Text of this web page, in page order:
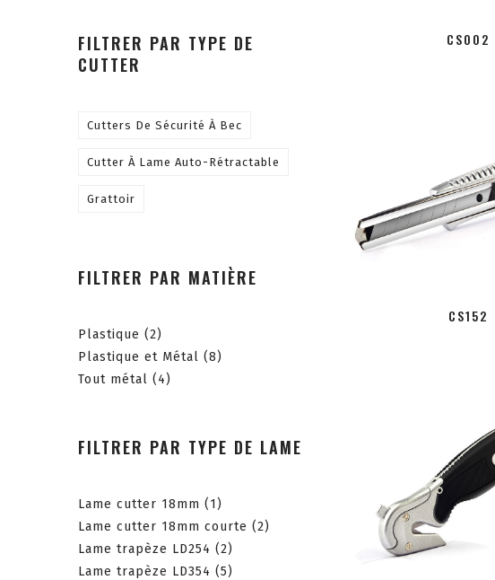
FILTRER PAR TYPE DE
CUTTER
Cutters De Sécurité À Bec
Cutter À Lame Auto-Rétractable
Grattoir
FILTRER PAR MATIÈRE
Plastique (2)
Plastique et Métal (8)
Tout métal (4)
FILTRER PAR TYPE DE LAME
Lame cutter 18mm (1)
Lame cutter 18mm courte (2)
Lame trapèze LD254 (2)
Lame trapèze LD354 (5)
CS002
CS152